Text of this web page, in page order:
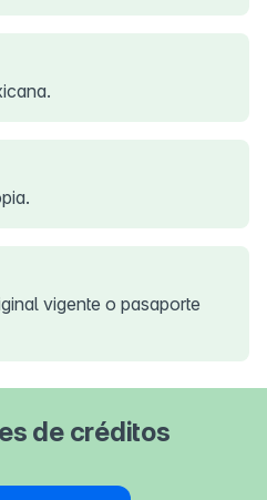
vigente o pasaporte
de créditos